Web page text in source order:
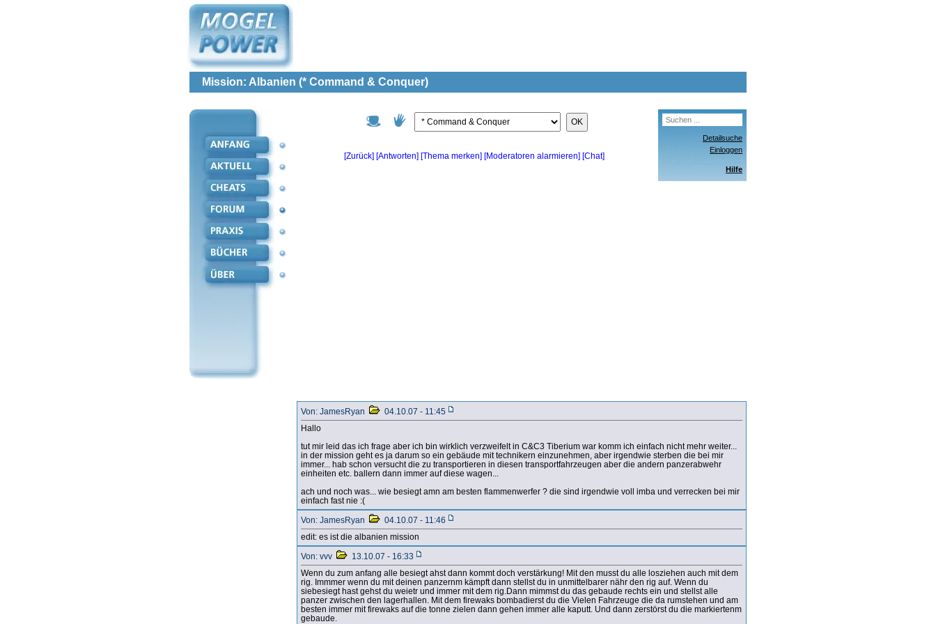
Mission: Albanien (* Command & Conquer)
OK
[Zurück] [Antworten] [Thema merken] [Moderatoren alarmieren] [Chat]
Detailsuche
Einloggen
Hilfe
Von: JamesRyan
04.10.07 - 11:45
Hallo
tut mir leid das ich frage aber ich bin wirklich verzweifelt in C&C3 Tiberium war komm ich einfach nicht mehr weiter...
in der mission geht es ja darum so ein gebäude mit technikern einzunehmen, aber irgendwie sterben die bei mir
immer... hab schon versucht die zu transportieren in diesen transportfahrzeugen aber die andern panzerabwehr
einheiten etc. ballern dann immer auf diese wagen...
ach und noch was... wie besiegt amn am besten flammenwerfer ? die sind irgendwie voll imba und verrecken bei mir
einfach fast nie :(
Von: JamesRyan
04.10.07 - 11:46
edit: es ist die albanien mission
Von: vvv
13.10.07 - 16:33
Wenn du zum anfang alle besiegt ahst dann kommt doch verstärkung! Mit den musst du alle losziehen auch mit dem
rig. Immmer wenn du mit deinen panzernm kämpft dann stellst du in unmittelbarer nähr den rig auf. Wenn du
siebesiegt hast gehst du weietr und immer mit dem rig.Dann mimmst du das gebaude rechts ein und stellst alle
panzer zwischen den lagerhallen. Mit dem firewaks bombadierst du die Vielen Fahrzeuge die da rumstehen und am
besten immer mit firewaks auf die tonne zielen dann gehen immer alle kaputt. Und dann zerstörst du die markiertenm
gebaude.